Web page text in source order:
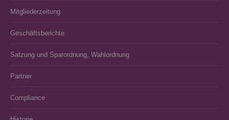
Mitgliederzeitung
Geschäftsberichte
Satzung und Sparordnung, Wahlordnung
Partner
Compliance